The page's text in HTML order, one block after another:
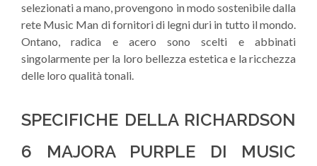
selezionati a mano, provengono in modo sostenibile dalla
rete Music Man di fornitori di legni duri in tutto il mondo.
Ontano, radica e acero sono scelti e abbinati
singolarmente per la loro bellezza estetica e la ricchezza
delle loro qualità tonali.
SPECIFICHE DELLA RICHARDSON
6 MAJORA PURPLE DI MUSIC